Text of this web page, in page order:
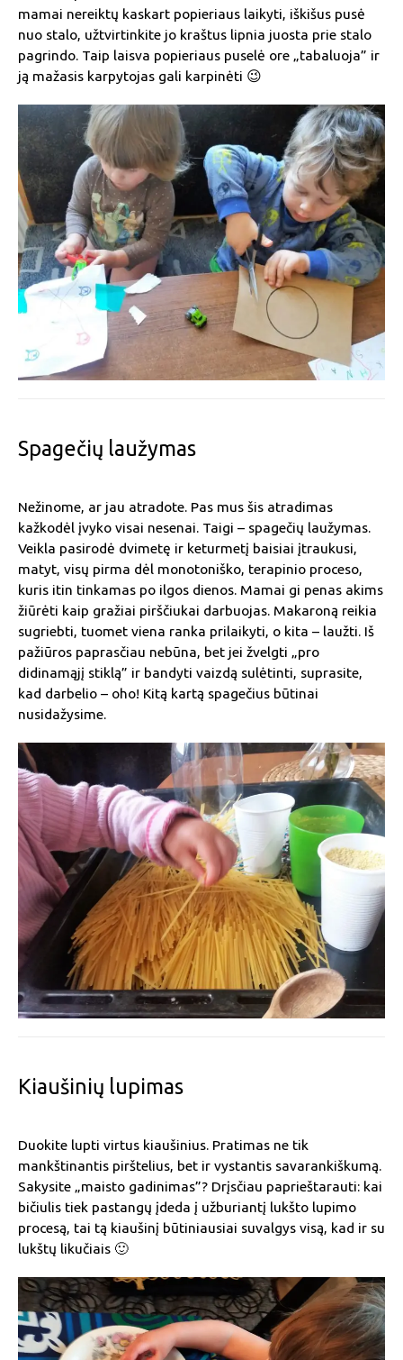
mamai nereiktų kaskart popieriaus laikyti, iškišus pusė
nuo stalo, užtvirtinkite jo kraštus lipnia juosta prie stalo
pagrindo. Taip laisva popieriaus puselė ore „tabaluoja” ir
ją mažasis karpytojas gali karpinėti 😉
Spagečių laužymas
Nežinome, ar jau atradote. Pas mus šis atradimas
kažkodėl įvyko visai nesenai. Taigi – spagečių laužymas.
Veikla pasirodė dvimetę ir keturmetį baisiai įtraukusi,
matyt, visų pirma dėl monotoniško, terapinio proceso,
kuris itin tinkamas po ilgos dienos. Mamai gi penas akims
žiūrėti kaip gražiai pirščiukai darbuojas. Makaroną reikia
sugriebti, tuomet viena ranka prilaikyti, o kita – laužti. Iš
pažiūros paprasčiau nebūna, bet jei žvelgti „pro
didinamąjį stiklą” ir bandyti vaizdą sulėtinti, suprasite,
kad darbelio – oho! Kitą kartą spagečius būtinai
nusidažysime.
Kiaušinių lupimas
Duokite lupti virtus kiaušinius. Pratimas ne tik
mankštinantis pirštelius, bet ir vystantis savarankiškumą.
Sakysite „maisto gadinimas”? Drįsčiau paprieštarauti: kai
bičiulis tiek pastangų įdeda į užburiantį lukšto lupimo
procesą, tai tą kiaušinį būtiniausiai suvalgys visą, kad ir su
lukštų likučiais 🙂